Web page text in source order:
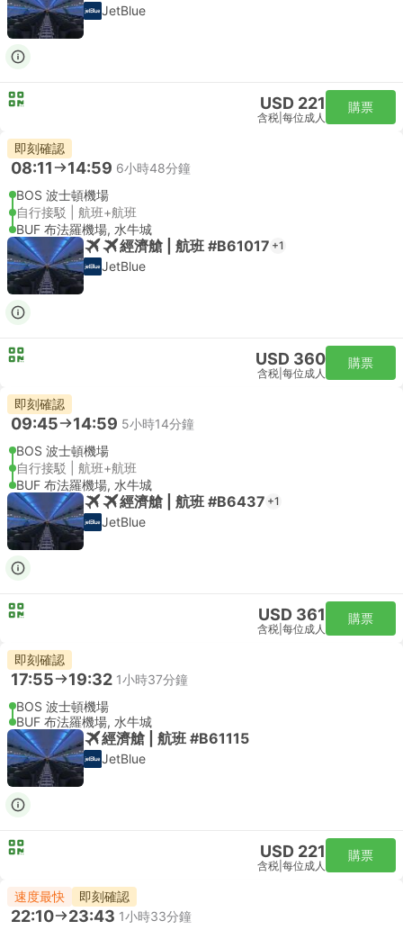
JetBlue
USD 221
含税 每位成人
購票
即刻確認
08:11 14:59 6小時48分鐘
BOS 波士頓機場
自行接駁 | 航班+航班
BUF 布法羅機場, 水牛城
經濟艙 | 航班 #B61017 +1
JetBlue
USD 360
含税 每位成人
購票
即刻確認
09:45 14:59 5小時14分鐘
BOS 波士頓機場
自行接駁 | 航班+航班
BUF 布法羅機場, 水牛城
經濟艙 | 航班 #B6437 +1
JetBlue
USD 361
含税 每位成人
購票
即刻確認
17:55 19:32 1小時37分鐘
BOS 波士頓機場
BUF 布法羅機場, 水牛城
經濟艙 | 航班 #B61115
JetBlue
USD 221
含税 每位成人
購票
速度最快 即刻確認
22:10 23:43 1小時33分鐘